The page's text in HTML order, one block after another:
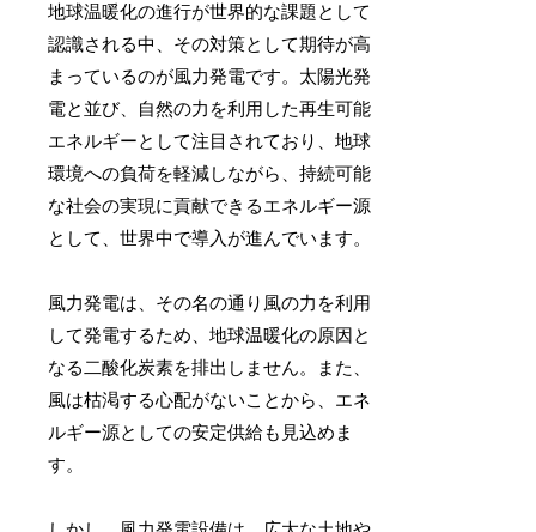
地球温暖化の進行が世界的な課題として
認識される中、その対策として期待が高
まっているのが風力発電です。太陽光発
電と並び、自然の力を利用した再生可能
エネルギーとして注目されており、地球
環境への負荷を軽減しながら、持続可能
な社会の実現に貢献できるエネルギー源
として、世界中で導入が進んでいます。
風力発電は、その名の通り風の力を利用
して発電するため、地球温暖化の原因と
なる二酸化炭素を排出しません。また、
風は枯渇する心配がないことから、エネ
ルギー源としての安定供給も見込めま
す。